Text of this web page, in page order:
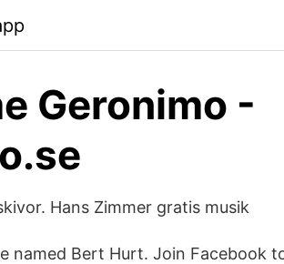
Geronimo -
Hans Zimmer gratis musik
named Bert Hurt. Join Facebook